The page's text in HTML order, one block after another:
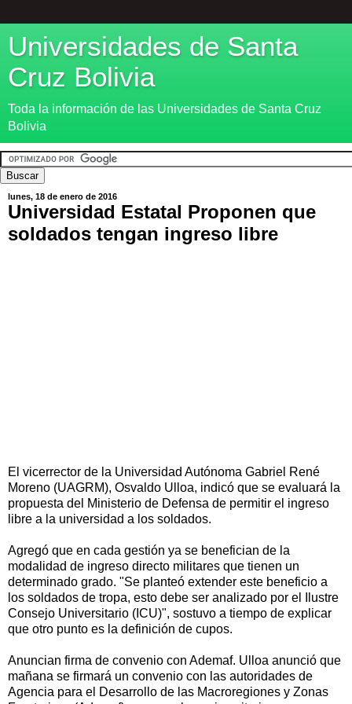
Universidades de Santa
Cruz Bolivia
Toda la información de las Universidades de Santa Cruz
Bolivia
lunes, 18 de enero de 2016
Universidad Estatal Proponen que
soldados tengan ingreso libre
El vicerrector de la Universidad Autónoma Gabriel René
Moreno (UAGRM), Osvaldo Ulloa, indicó que se evaluará la
propuesta del Ministerio de Defensa de permitir el ingreso
libre a la universidad a los soldados.
Agregó que en cada gestión ya se benefician de la
modalidad de ingreso directo militares que tienen un
determinado grado. "Se planteó extender este beneficio a
los soldados de tropa, esto debe ser analizado por el Ilustre
Consejo Universitario (ICU)", sostuvo a tiempo de explicar
que otro punto es la definición de cupos.
Anuncian firma de convenio con Ademaf. Ulloa anunció que
mañana se firmará un convenio con las autoridades de
Agencia para el Desarrollo de las Macroregiones y Zonas